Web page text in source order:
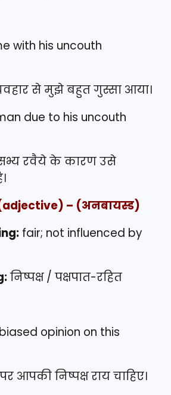
with his uncouth
से मुझे बहुत गुस्सा आया।
due to his uncouth
रवैये के कारण उसे
– (अनबायस्ड)
fair; not influenced by
निष्पक्ष / पक्षपात-रहित
opinion on this
आपकी निष्पक्ष राय चाहिए।